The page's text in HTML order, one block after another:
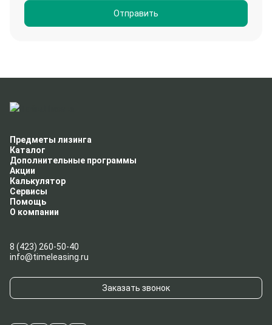
Отправить
Предметы лизинга
Каталог
Дополнительные программы
Акции
Калькулятор
Сервисы
Помощь
О компании
8 (423) 260-50-40
info@timeleasing.ru
Заказать звонок